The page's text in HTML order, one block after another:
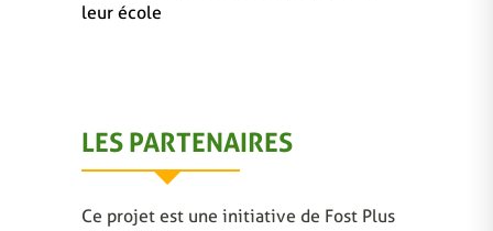
leur école
LES PARTENAIRES
Ce projet est une initiative de Fost Plus